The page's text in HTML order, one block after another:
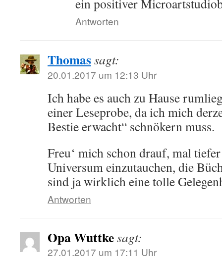
ein positiver
Antworten
Thomassagt:
20.01.2017 um 12:13 Uhr
Ich habe es auch zu Hause
einer Leseprobe, da ich mich
Bestie erwacht“ schnökern muss.
Freu‘ mich schon drauf, mal
Universum einzutauchen, die
sind ja wirklich eine tolle
Antworten
Opa Wuttkesagt:
27.01.2017 um 17:11 Uhr